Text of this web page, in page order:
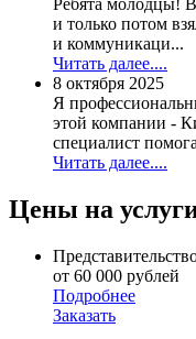
Ребята молодцы!
и только потом
и коммуникаци...
Читать далее....
8 октября 2025
Я
этой компании -
специалист
Читать далее....
Цены на
от 60 000 рублей
Подробнее
Заказать